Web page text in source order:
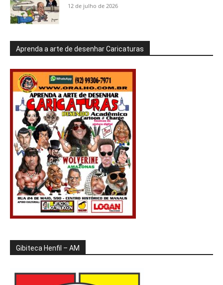
12 de julho de 2026
Aprenda a arte de desenhar Caricaturas
Gibiteca Henfil – AM